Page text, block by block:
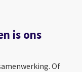
is ons
Of